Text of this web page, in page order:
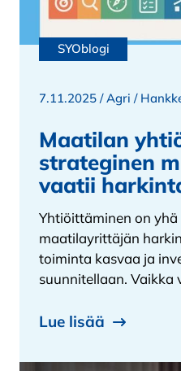
SYOblogi
7.11.2025 /Agri /
Maatilan
strateginen
vaatii
Yhtiöittäminen on yhä
maatilayrittäjän
toiminta kasvaa ja
suunnitellaan. Vaikka
Lue lisää